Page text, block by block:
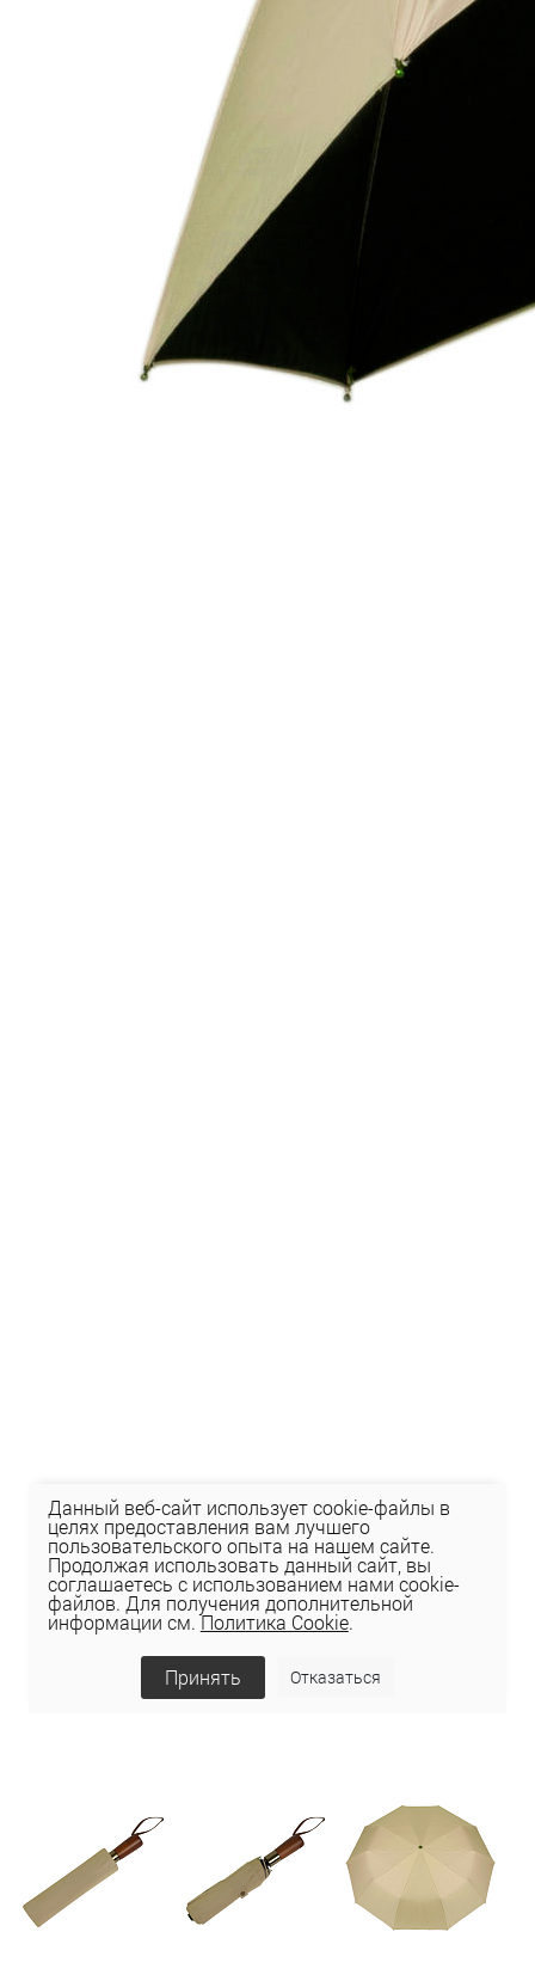
Данный веб-сайт использует cookie-файлы в
целях предоставления вам лучшего
пользовательского опыта на нашем сайте.
Продолжая использовать данный сайт, вы
соглашаетесь с использованием нами cookie-
файлов. Для получения дополнительной
информации см.Политика Cookie.
Принять Отказаться